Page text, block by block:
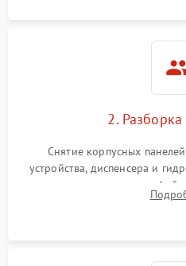
2. Разборка
Снятие корпусных
устройства, диспенсера и
внутренних узлов от
Промывка дренажных каналов